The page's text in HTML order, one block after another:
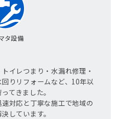
タ設備
イレつまり・水漏れ修理・
りリフォームなど、10年以
てきました。
対応と丁寧な施工で地域の
しています。